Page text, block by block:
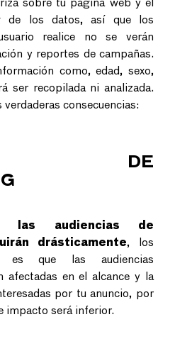
sobre tu página web y él
de los datos, así que los
realice no se verán
y reportes de campañas.
como, edad, sexo,
ser recopilada ni analizada.
verdaderas consecuencias:
DE
las audiencias de
drásticamente, los
es que las audiencias
afectadas en el alcance y la
por tu anuncio, por
impacto será inferior.